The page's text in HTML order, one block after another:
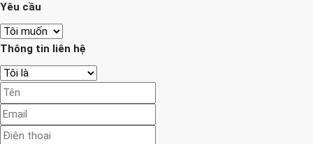
Yêu cầu
Thông tin liên hệ